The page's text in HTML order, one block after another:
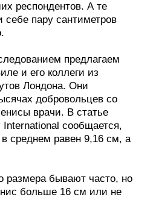
респондентов. А те
себе пару сантиметров
предлагаем
и его коллеги из
Лондона. Они
добровольцев со
врачи. В статье
сообщается,
среднем равен 9,16 см, а
размера бывают часто, но
больше 16 см или не